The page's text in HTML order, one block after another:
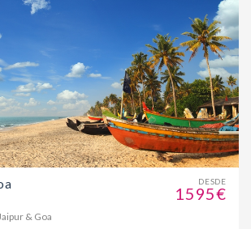
DESDE
1595€
& Goa